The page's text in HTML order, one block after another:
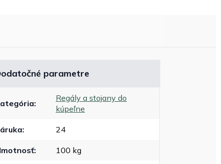
parametre
:
Regály a stojany do
kúpeľne
: 24
: 100 kg